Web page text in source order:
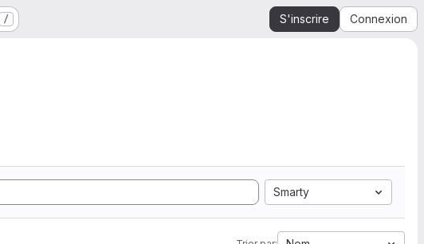
/ S'inscrire Connexion
Smarty